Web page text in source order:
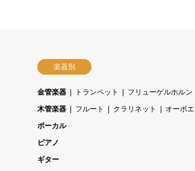
楽器別
金管楽器 トランペット フリューゲルホルン
木管楽器
フルート クラリネット オーボエ
ボーカル
ピアノ
ギター